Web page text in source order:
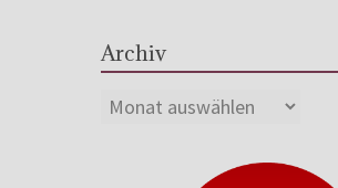
Archiv